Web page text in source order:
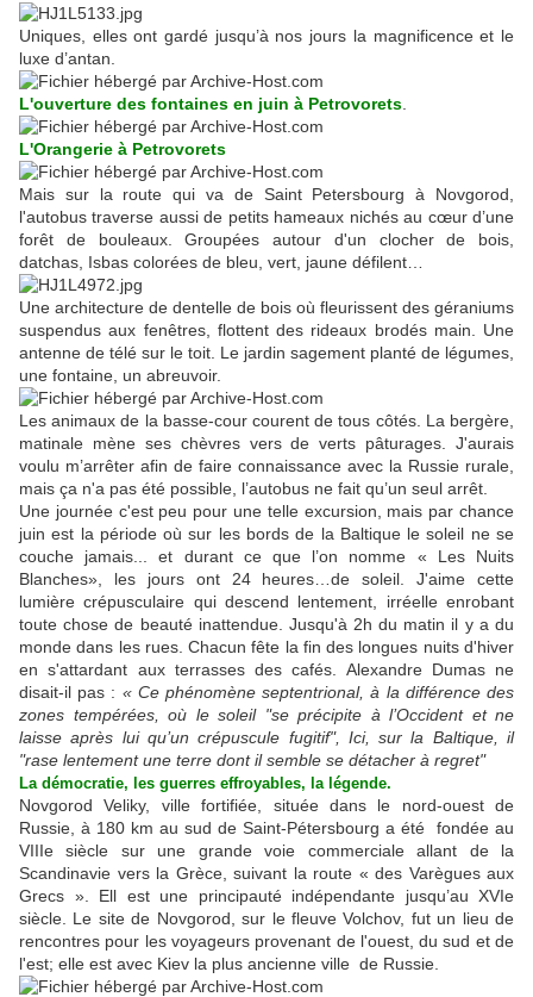
Uniques, elles ont gardé jusqu’à nos jours la magnificence et le
luxe d’antan.
L'ouverture des fontaines en juin à Petrovorets
L'Orangerie à Petrovorets
Mais sur la route qui va de Saint Petersbourg à Novgorod,
l'autobus traverse aussi de petits hameaux nichés au cœur d’une
forêt de bouleaux. Groupées autour d'un clocher de bois,
datchas, Isbas colorées de bleu, vert, jaune défilent…
Une architecture de dentelle de bois où fleurissent des géraniums
suspendus aux fenêtres, flottent des rideaux brodés main. Une
antenne de télé sur le toit. Le jardin sagement planté de légumes,
une fontaine, un abreuvoir.
Les animaux de la basse-cour courent de tous côtés. La bergère,
matinale mène ses chèvres vers de verts pâturages. J'aurais
voulu m’arrêter afin de faire connaissance avec la Russie rurale,
mais ça n'a pas été possible, l’autobus ne fait qu’un seul arrêt.
Une journée c'est peu pour une telle excursion, mais par chance
juin est la période où sur les bords de la Baltique le soleil ne se
couche jamais... et durant ce que l’on nomme « Les Nuits
Blanches», les jours ont 24 heures…de soleil. J'aime cette
lumière crépusculaire qui descend lentement, irréelle enrobant
toute chose de beauté inattendue. Jusqu'à 2h du matin il y a du
monde dans les rues. Chacun fête la fin des longues nuits d'hiver
en s'attardant aux terrasses des cafés. Alexandre Dumas ne
disait-il pas : « Ce phénomène septentrional, à la différence des
zones tempérées, où le soleil "se précipite à l’Occident et ne
laisse après lui qu’un crépuscule fugitif", Ici, sur la Baltique, il
"rase lentement une terre dont il semble se détacher à regret"
La démocratie, les guerres effroyables, la légende.
Novgorod Veliky, ville fortifiée, située dans le nord-ouest de
Russie, à 180 km au sud de Saint-Pétersbourg a été fondée au
VIIIe siècle sur une grande voie commerciale allant de la
Scandinavie vers la Grèce, suivant la route « des Varègues aux
Grecs ». Ell est une principauté indépendante jusqu’au XVIe
siècle. Le site de Novgorod, sur le fleuve Volchov, fut un lieu de
rencontres pour les voyageurs provenant de l'ouest, du sud et de
l'est; elle est avec Kiev la plus ancienne ville de Russie.